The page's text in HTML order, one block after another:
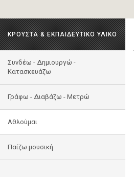
ΚΡΟΥΣΤΑ & ΕΚΠΑΙΔΕΥΤΙΚΟ ΥΛΙΚΟ
Συνδέω - Δημιουργώ -
Kατασκευάζω
Γράφω - Διαβάζω - Μετρώ
Αθλούμαι
Παίζω μουσική